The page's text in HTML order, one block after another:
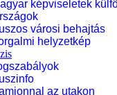
képviseletek
városi behajtás
helyzetkép
az utakon